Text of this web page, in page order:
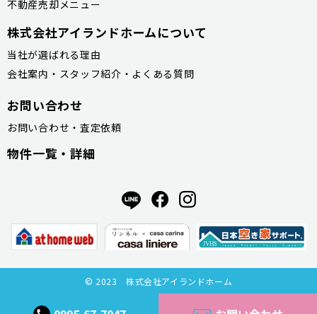
不動産売却メニュー
株式会社アイランドホームについて
当社が選ばれる理由
会社案内・スタッフ紹介・よくある質問
お問い合わせ
お問い合わせ・査定依頼
物件一覧・詳細
© 2023 株式会社アイランドホーム